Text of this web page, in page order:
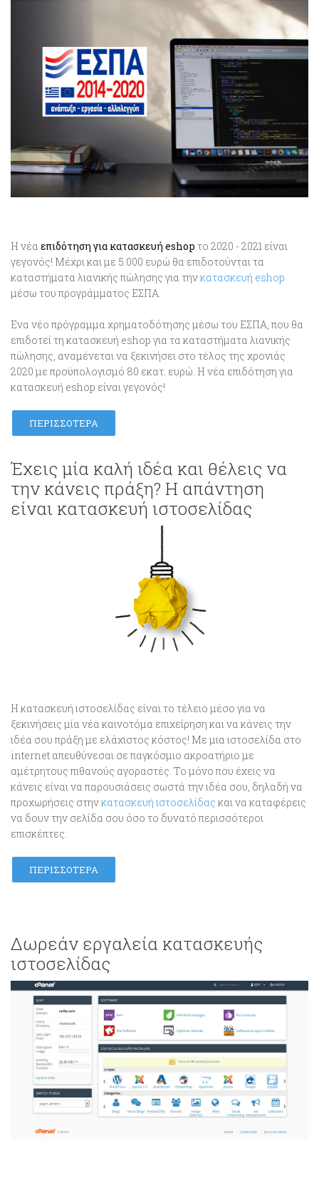
Η νέα επιδότηση για κατασκευή eshop το 2020 - 2021 είναι
γεγονός! Μέχρι και με 5.000 ευρώ θα επιδοτούνται τα
καταστήματα λιανικής πώλησης για τηνκατασκευή eshop
μέσω του προγράμματος ΕΣΠΑ.
Ένα νέο πρόγραμμα χρηματοδότησης μέσω του ΕΣΠΑ, που θα
επιδοτεί τη κατασκευή eshop για τα καταστήματα λιανικής
πώλησης, αναμένεται να ξεκινήσει στο τέλος της χρονιάς
2020 με προϋπολογισμό 80 εκατ. ευρώ. Η νέα επιδότηση για
κατασκευή eshop είναι γεγονός!
ΠΕΡΙΣΣΌΤΕΡΑ
Έχεις μία καλή ιδέα και θέλεις να
την κάνεις πράξη? Η απάντηση
είναι κατασκευή ιστοσελίδας
Η κατασκευή ιστοσελίδας είναι το τέλειο μέσο για να
ξεκινήσεις μία νέα καινοτόμα επιχείρηση και να κάνεις την
ιδέα σου πράξη με ελάχιστος κόστος! Με μια ιστοσελίδα στο
internet απευθύνεσαι σε παγκόσμιο ακροατήριο με
αμέτρητους πιθανούς αγοραστές. Το μόνο που έχεις να
κάνεις είναι να παρουσιάσεις σωστά την ιδέα σου, δηλαδή να
προχωρήσεις στηνκατασκευή ιστοσελίδας και να καταφέρεις
να δουν την σελίδα σου όσο το δυνατό περισσότεροι
επισκέπτες.
ΠΕΡΙΣΣΌΤΕΡΑ
Δωρεάν εργαλεία κατασκευής
ιστοσελίδας